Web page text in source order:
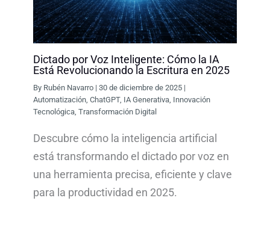
Dictado por Voz Inteligente: Cómo la IA
Está Revolucionando la Escritura en 2025
By Rubén Navarro |30 de diciembre de 2025 |
Automatización,ChatGPT, IA Generativa, Innovación
Tecnológica,Transformación Digital
Descubre cómo la inteligencia artificial
está transformando el dictado por voz en
una herramienta precisa, eficiente y clave
para la productividad en 2025.